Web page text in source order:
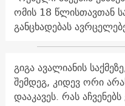
ომის 18 წლისთავთან
განცხადებას
გიგა ავალიანის
შემდეგ, კიდევ ორი
დააკავეს. რას აჩვენებს